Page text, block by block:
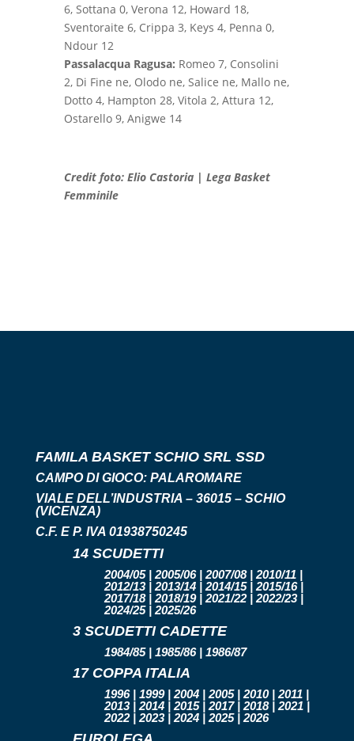
6, Sottana 0, Verona 12, Howard 18,
Sventoraite 6, Crippa 3, Keys 4, Penna 0,
Ndour 12
Passalacqua Ragusa: Romeo 7, Consolini
2, Di Fine ne, Olodo ne, Salice ne, Mallo ne,
Dotto 4, Hampton 28, Vitola 2, Attura 12,
Ostarello 9, Anigwe 14
Credit foto: Elio Castoria | Lega Basket
Femminile
FAMILA BASKET SCHIO SRL SSD
CAMPO DI GIOCO: PALAROMARE
VIALE DELL’INDUSTRIA – 36015 – SCHIO
(VICENZA)
C.F. E P. IVA 01938750245
14 SCUDETTI
2004/05 | 2005/06 | 2007/08 | 2010/11 |
2012/13 | 2013/14 | 2014/15 | 2015/16 |
2017/18 | 2018/19 | 2021/22 | 2022/23 |
2024/25 | 2025/26
3 SCUDETTI CADETTE
1984/85 | 1985/86 | 1986/87
17 COPPA ITALIA
1996 | 1999 | 2004 | 2005 | 2010 | 2011 |
2013 | 2014 | 2015 | 2017 | 2018 | 2021 |
2022 | 2023 | 2024 | 2025 | 2026